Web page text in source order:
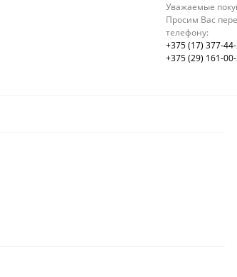
Уважаемые
Просим Вас
телефону:
+375 (17) 377-
+375 (29) 161-